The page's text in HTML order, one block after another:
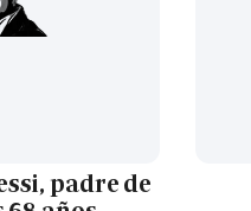
padre de